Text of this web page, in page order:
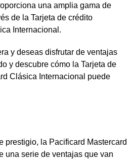
una amplia gama de
de la Tarjeta de crédito
Internacional.
y deseas disfrutar de ventajas
y descubre cómo la Tarjeta de
Clásica Internacional puede
prestigio, la Pacificard Mastercard
una serie de ventajas que van